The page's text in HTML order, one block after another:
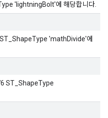
'lightningBolt'에 해당합니다.
'mathDivide'에
ST_ShapeType